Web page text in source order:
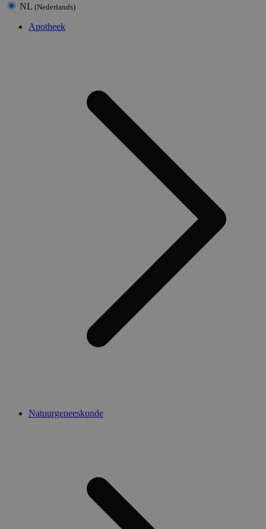
NL (Nederlands)
Apotheek
Natuurgeneeskunde